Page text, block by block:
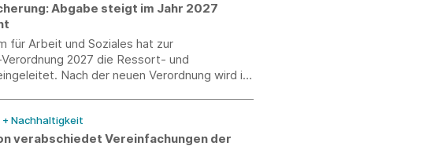
Abgabe steigt im Jahr 2027
für Arbeit und Soziales hat zur
2027 die Ressort- und
Nach der neuen Verordnung wird im
Nachhaltigkeit
verabschiedet Vereinfachungen der